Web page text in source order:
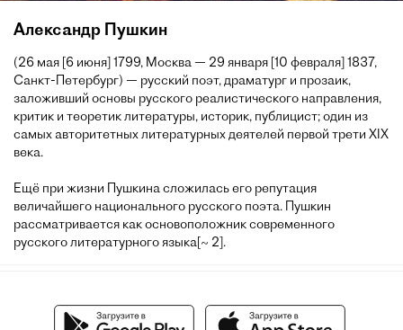
Александр Пушкин
(26 мая [6 июня] 1799, Москва — 29 января [10 февраля] 1837,
Санкт-Петербург) — русский поэт, драматург и прозаик,
заложивший основы русского реалистического направления,
критик и теоретик литературы, историк, публицист; один из
самых авторитетных литературных деятелей первой трети XIX
века.
Ещё при жизни Пушкина сложилась его репутация
величайшего национального русского поэта. Пушкин
рассматривается как основоположник современного
русского литературного языка[~ 2].